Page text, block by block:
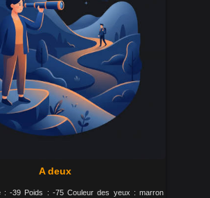
A deux
: -39 Poids : -75 Couleur des yeux : marron